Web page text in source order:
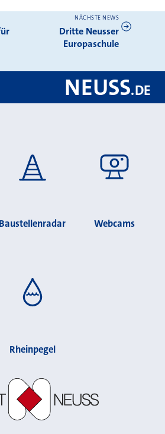
NÄCHSTE NEWS
Dritte Neusser
Europaschule
NEUSS.DE
Baustellenradar Webcams
Rheinpegel